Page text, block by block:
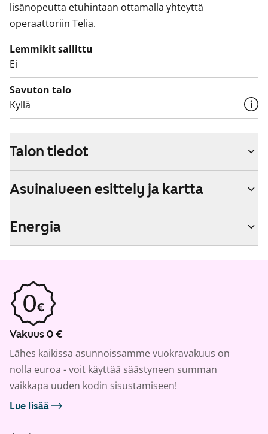
lisänopeutta etuhintaan ottamalla yhteyttä
operaattoriin Telia.
Lemmikit sallittu
Ei
Savuton talo
Kyllä
Talon tiedot
Asuinalueen esittely ja kartta
Energia
Vakuus 0 €
Lähes kaikissa asunnoissamme vuokravakuus on
nolla euroa - voit käyttää säästyneen summan
vaikkapa uuden kodin sisustamiseen!
Lue lisää